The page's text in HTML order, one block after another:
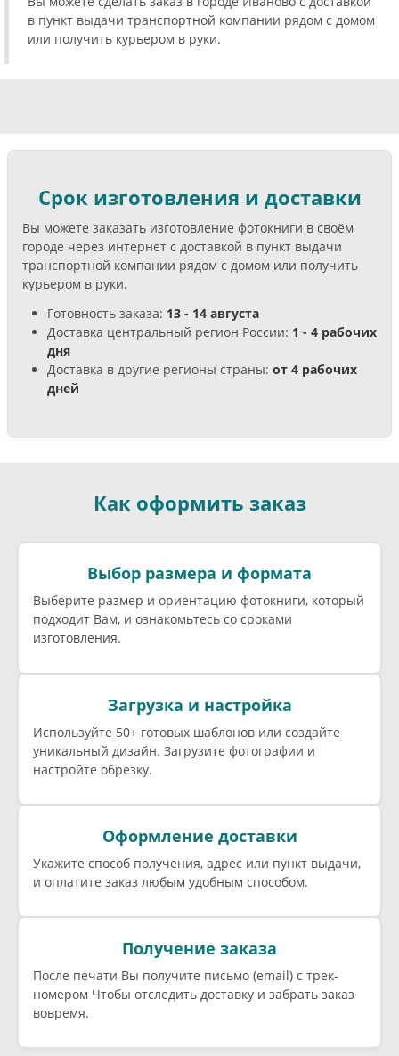
в пункт выдачи транспортной компании рядом с домом
или получить курьером в руки.
Срок изготовления и доставки
Вы можете заказать изготовление фотокниги в своём
городе через интернет с доставкой в пункт выдачи
транспортной компании рядом с домом или получить
курьером в руки.
Готовность заказа: 13 - 14 августа
Доставка центральный регион России: 1 - 4 рабочих
дня
Доставка в другие регионы страны: от 4 рабочих
дней
Как оформить заказ
Выбор размера и формата
Выберите размер и ориентацию фотокниги, который
подходит Вам, и ознакомьтесь со сроками
изготовления.
Загрузка и настройка
Используйте 50+ готовых шаблонов или создайте
уникальный дизайн. Загрузите фотографии и
настройте обрезку.
Оформление доставки
Укажите способ получения, адрес или пункт выдачи,
и оплатите заказ любым удобным способом.
Получение заказа
После печати Вы получите письмо (email) c трек-
номером Чтобы отследить доставку и забрать заказ
вовремя.